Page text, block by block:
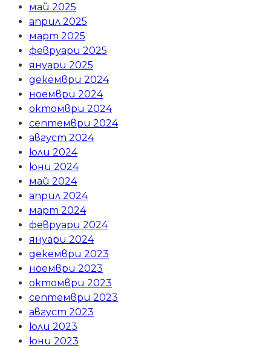
май 2025
април 2025
март 2025
февруари 2025
януари 2025
декември 2024
ноември 2024
октомври 2024
септември 2024
август 2024
юли 2024
юни 2024
май 2024
април 2024
март 2024
февруари 2024
януари 2024
декември 2023
ноември 2023
октомври 2023
септември 2023
август 2023
юли 2023
юни 2023